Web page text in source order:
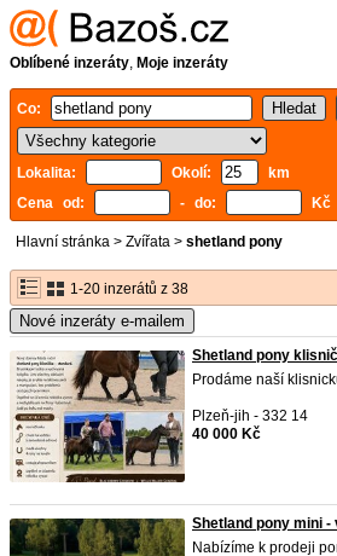
Oblíbené inzeráty, Moje inzeráty
Co:
Lokalita: Okolí:
km
Cena od:
- do: Kč
Hlavní stránka > Zvířata > shetland pony
1-20 inzerátů z 38
Nové inzeráty e-mailem
Shetland pony
Prodáme naší
Plzeň-jih - 332 14
40 000 Kč
Shetland pony mini -
Nabízíme k prodeji